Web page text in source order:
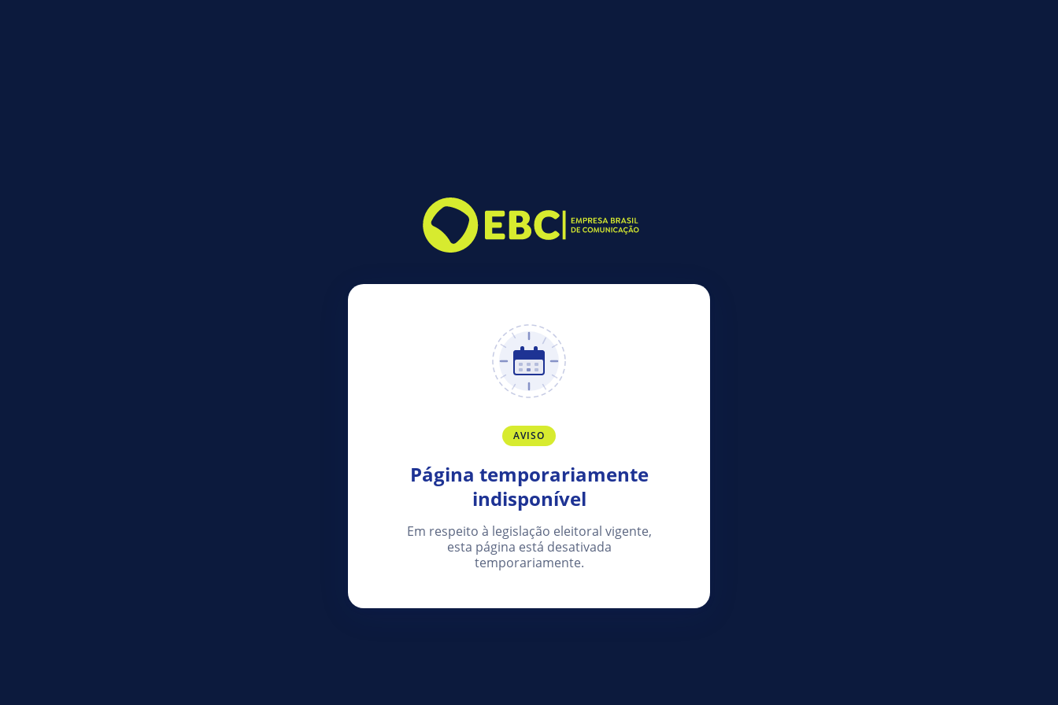
AVISO
Página temporariamente
indisponível
Em respeito à legislação eleitoral vigente,
esta página está desativada
temporariamente.